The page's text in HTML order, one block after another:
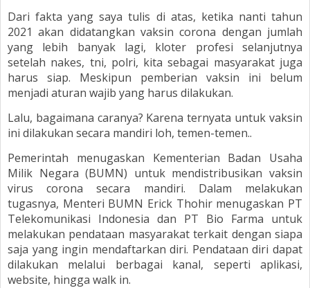
Dari fakta yang saya tulis di atas, ketika nanti tahun
2021 akan didatangkan vaksin corona dengan jumlah
yang lebih banyak lagi, kloter profesi selanjutnya
setelah nakes, tni, polri, kita sebagai masyarakat juga
harus siap. Meskipun pemberian vaksin ini belum
menjadi aturan wajib yang harus dilakukan.
Lalu, bagaimana caranya? Karena ternyata untuk vaksin
ini dilakukan secara mandiri loh, temen-temen..
Pemerintah menugaskan Kementerian Badan Usaha
Milik Negara (BUMN) untuk mendistribusikan vaksin
virus corona secara mandiri. Dalam melakukan
tugasnya, Menteri BUMN Erick Thohir menugaskan PT
Telekomunikasi Indonesia dan PT Bio Farma untuk
melakukan pendataan masyarakat terkait dengan siapa
saja yang ingin mendaftarkan diri. Pendataan diri dapat
dilakukan melalui berbagai kanal, seperti aplikasi,
website, hingga walk in.